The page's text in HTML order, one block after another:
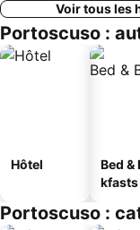
Voir tous les
Portoscuso :
Hôtel
Bed &
kfasts
Portoscuso :